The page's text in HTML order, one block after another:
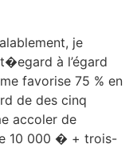
je
à l’égard
favorise 75 % en
de des cinq
accoler de
10 000 � + trois-